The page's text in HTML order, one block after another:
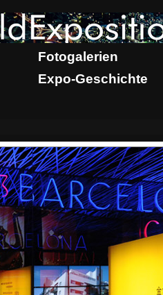
Fotogalerien
Expo-Geschichte